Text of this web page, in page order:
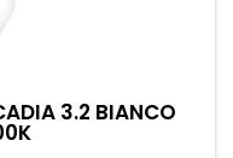
3.2 BIANCO